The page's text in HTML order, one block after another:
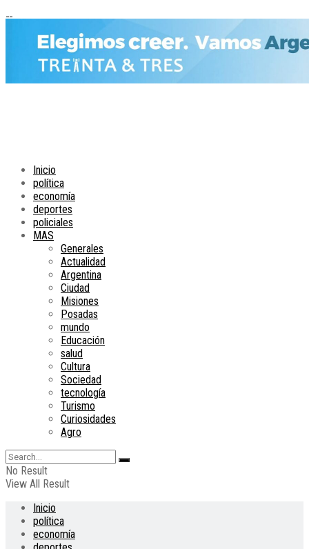
Inicio
política
economía
deportes
policiales
MAS
Generales
Actualidad
Argentina
Ciudad
Misiones
Posadas
mundo
Educación
salud
Cultura
Sociedad
tecnología
Turismo
Curiosidades
Agro
No Result
View All Result
Inicio
política
economía